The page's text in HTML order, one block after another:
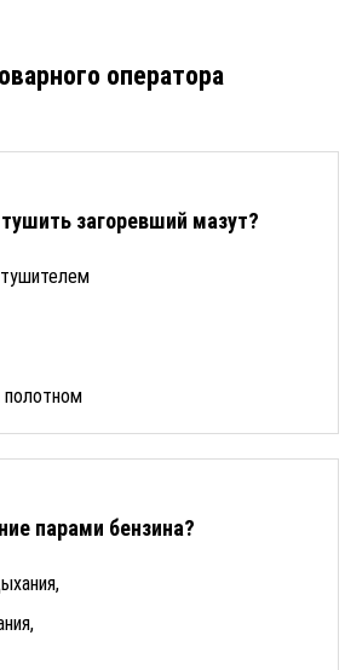
оператора
загоревший мазут?
парами бензина?